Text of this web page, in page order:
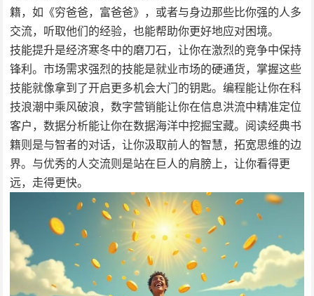
籍，如《穷爸爸，富爸爸》，或者与身边那些比你强的人多
交流，听取他们的经验，也能帮助你更好地应对困境。
技能提升是经济寒冬中的磨刀石，让你在激烈的竞争中保持
锋利。市场需求强烈的技能是就业市场的硬通货，掌握这些
技能就像拿到了开启更多机会大门的钥匙。编程能让你在科
技浪潮中乘风破浪，数字营销能让你在信息洪流中精准定位
客户，数据分析能让你在数据海洋中挖掘宝藏。阅读经典书
籍则是与智者的对话，让你汲取前人的智慧，拓宽思维的边
界。与优秀的人交流则是站在巨人的肩膀上，让你看得更
远，走得更快。